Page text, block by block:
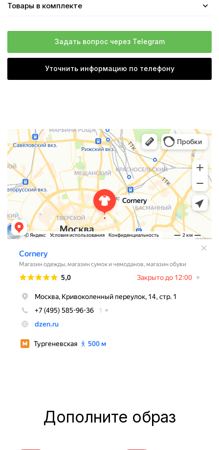
Товары в комплекте
Задать вопрос через Telegram
Уточнить информацию по телефону
Дополните образ